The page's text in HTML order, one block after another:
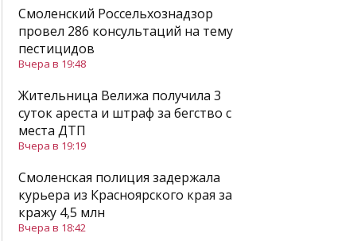
Смоленский Россельхознадзор
провел 286 консультаций на тему
пестицидов
Вчера в 19:48
Жительница Велижа получила 3
суток ареста и штраф за бегство с
места ДТП
Вчера в 19:19
Смоленская полиция задержала
курьера из Красноярского края за
кражу 4,5 млн
Вчера в 18:42